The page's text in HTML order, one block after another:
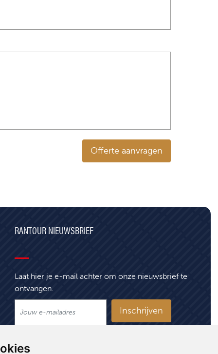
Offerte aanvragen
RANTOUR NIEUWSBRIEF
Laat hier je e-mail achter om onze nieuwsbrief te
ontvangen.
Inschrijven